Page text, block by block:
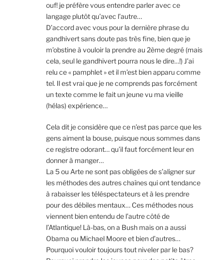
ouf! je préfère vous entendre parler avec ce
langage plutôt qu’avec l’autre…
D’accord avec vous pour la dernière phrase du
gandhivert sans doute pas très fine, bien que je
m’obstine à vouloir la prendre au 2ème degré (mais
cela, seul le gandhivert pourra nous le dire…!) J’ai
relu ce « pamphlet » et il m’est bien apparu comme
tel. Il est vrai que je ne comprends pas forcément
un texte comme le fait un jeune vu ma vieille
(hélas) expérience…
Cela dit je considère que ce n’est pas parce que les
gens aiment la bouse, puisque nous sommes dans
ce registre odorant… qu’il faut forcément leur en
donner à manger…
La 5 ou Arte ne sont pas obligées de s’aligner sur
les méthodes des autres chaînes qui ont tendance
à rabaisser les téléspectateurs et à les prendre
pour des débiles mentaux… Ces méthodes nous
viennent bien entendu de l’autre côté de
l’Atlantique! Là-bas, on a Bush mais on a aussi
Obama ou Michael Moore et bien d’autres…
Pourquoi vouloir toujours tout niveler par le bas?